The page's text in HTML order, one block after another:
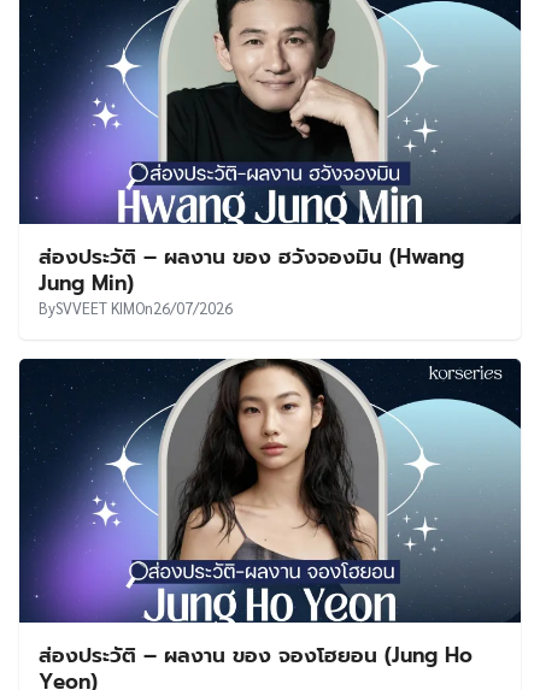
ส่องประวัติ – ผลงาน ของ ฮวังจองมิน (Hwang
Jung Min)
BySVVEET KIMOn26/07/2026
ส่องประวัติ – ผลงาน ของ จองโฮยอน (Jung Ho
Yeon)